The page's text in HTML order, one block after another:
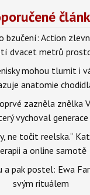
bzučení: Action
dvacet metrů
mohou tlumit i
anatomie
zazněla znělka
vychoval
ne točit reelska.“
a online samotě
a pak postel: Ewa
svým rituálem